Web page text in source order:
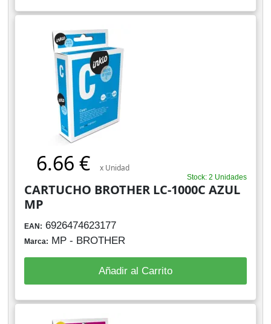
6.66 € x Unidad
Stock: 2 Unidades
CARTUCHO BROTHER LC-1000C AZUL
MP
EAN: 6926474623177
Marca: MP - BROTHER
Añadir al Carrito